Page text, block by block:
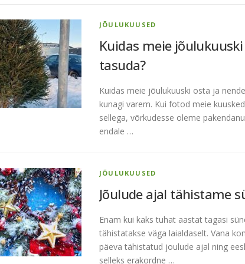
JÕULUKUUSED
Kuidas meie
tasuda?
Kuidas meie jõulukuuski osta ja
kunagi varem. Kui fotod meie
sellega, võrkudesse oleme
endale …
JÕULUKUUSED
Jõulude ajal tähistame
Enam kui kaks tuhat aastat tagasi
tähistatakse väga laialdaselt. Vana
päeva tähistatud joulude ajal ning
selleks erakordne …